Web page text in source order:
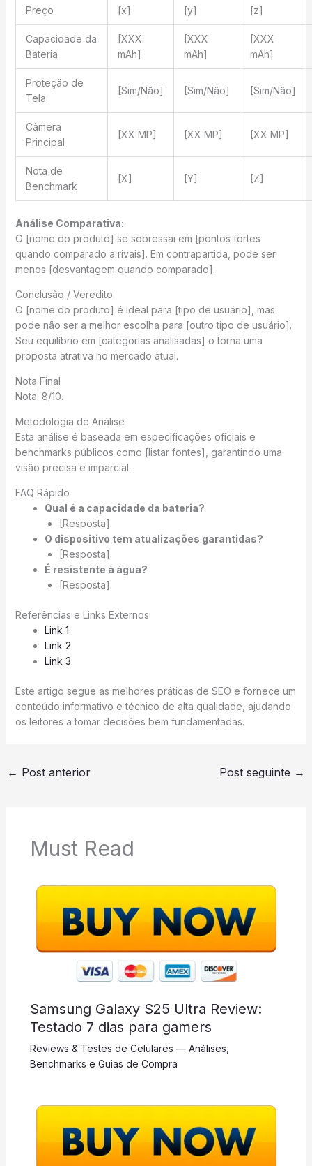
Preço [x] [y] [z]
Capacidade da
Bateria
[XXX
mAh]
[XXX
mAh]
[XXX
mAh]
Proteção de
Tela
[Sim/Não] [Sim/Não] [Sim/Não]
Câmera
Principal
[XX MP] [XX MP] [XX MP]
Nota de
Benchmark
[X] [Y] [Z]
Análise Comparativa:
O [nome do produto] se sobressai em [pontos fortes
quando comparado a rivais]. Em contrapartida, pode ser
menos [desvantagem quando comparado].
Conclusão / Veredito
O [nome do produto] é ideal para [tipo de usuário], mas
pode não ser a melhor escolha para [outro tipo de usuário].
Seu equilíbrio em [categorias analisadas] o torna uma
proposta atrativa no mercado atual.
Nota Final
Nota: 8/10.
Metodologia de Análise
Esta análise é baseada em especificações oficiais e
benchmarks públicos como [listar fontes], garantindo uma
visão precisa e imparcial.
FAQ Rápido
Qual é a capacidade da bateria?
[Resposta].
O dispositivo tem atualizações garantidas?
[Resposta].
É resistente à água?
[Resposta].
Referências e Links Externos
Link 1
Link 2
Link 3
Este artigo segue as melhores práticas de SEO e fornece um
conteúdo informativo e técnico de alta qualidade, ajudando
os leitores a tomar decisões bem fundamentadas.
← Post anterior Post seguinte →
Must Read
Samsung Galaxy S25 Ultra Review:
Testado 7 dias para gamers
Reviews & Testes de Celulares — Análises,
Benchmarks e Guias de Compra